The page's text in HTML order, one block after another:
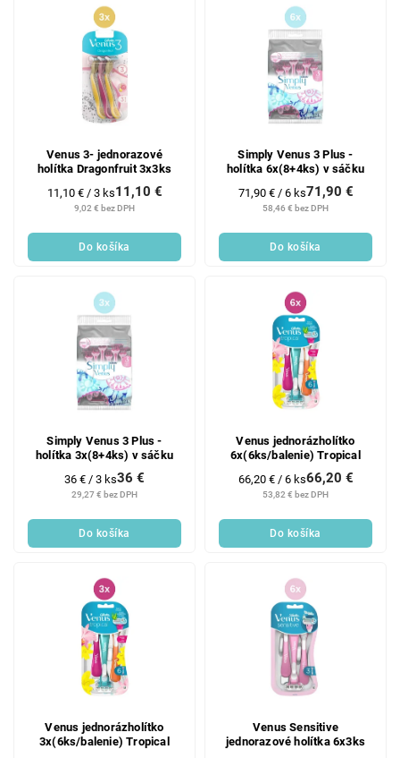
Venus 3- jednorazové
holítka Dragonfruit 3x3ks
9,02 € bez DPH
11,10 €
Jednotková
11,10 € / 3 ks
Do košíka
Simply Venus 3 Plus -
holítka 6x(8+4ks) v sáčku
58,46 € bez DPH
71,90 €
Jednotková
cena:
71,90 € / 6 ks
Do košíka
Simply Venus 3 Plus -
holítka 3x(8+4ks) v sáčku
29,27 € bez DPH
36 €
Jednotková
cena:
36 € / 3 ks
Do košíka
Venus jednorázholítko
6x(6ks/balenie) Tropical
53,82 € bez DPH
66,20 €
Jednotková
cena:
66,20 € / 6 ks
Do košíka
Venus jednorázholítko
3x(6ks/balenie) Tropical
Venus Sensitive
jednorazové holítka 6x3ks